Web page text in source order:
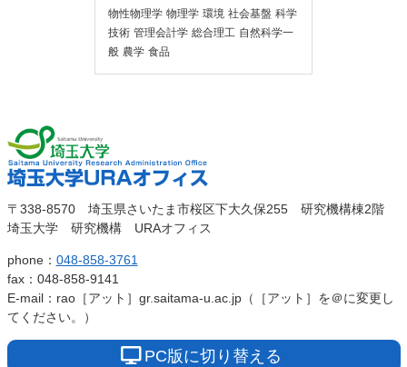
物性物理学 物理学 環境 社会基盤 科学
技術 管理会計学 総合理工 自然科学一
般 農学 食品
埼玉大
学
埼玉大学URAオ
フィス
〒338-8570 埼玉県さいたま市桜区下大久保255 研究機構棟2階
埼玉大学 研究機構 URAオフィス
phone： 048-858-3761
fax：048-858-9141
E-mail：rao［アット］gr.saitama-u.ac.jp（［アット］を＠に変更し
てください。）
PC版に切り替える